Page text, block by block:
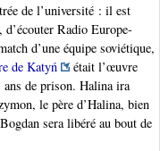
de l’université : il est
d’écouter Radio Europe-
d’une équipe soviétique,
de Katyń
était l’œuvre
de prison. Halina ira
le père d’Halina, bien
sera libéré au bout de